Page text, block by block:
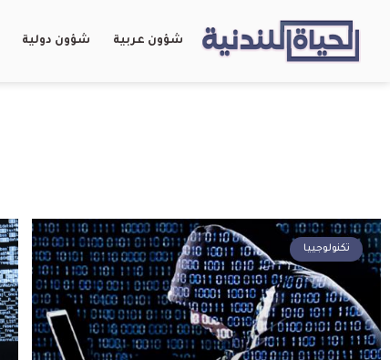
شؤون عربية شؤون دولية
تكنولوجييا